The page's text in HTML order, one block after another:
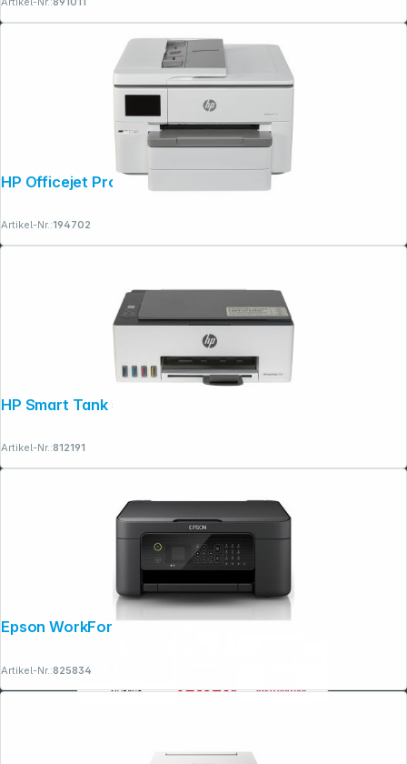
Artikel-Nr.:194702
HP Smart Tank 5105
Artikel-Nr.:812191
Epson WorkForce WF-2910 DWF
Artikel-Nr.:825834
Copyright © 2001 - 2026 dexxIT. Alle Rechte vorbehalten.